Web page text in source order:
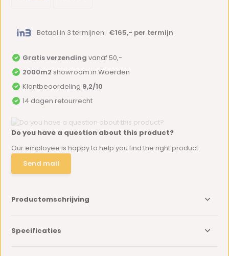
Betaal in 3 termijnen: €165,- per termijn
Gratis verzending vanaf 50,-
2000m2 showroom in Woerden
Klantbeoordeling 9,2/10
14 dagen retourrecht
Do you have a question about this product?
Our employee is happy to help you find the right product
Send mail
Productomschrijving
Specificaties